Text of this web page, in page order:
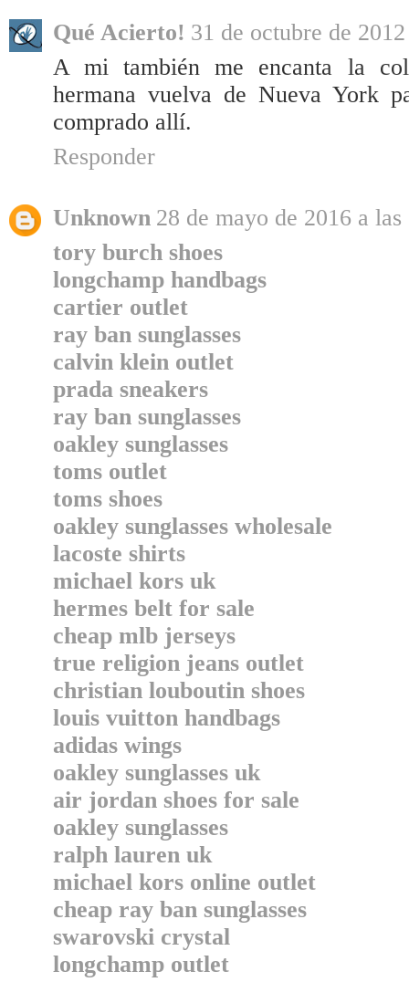
Qué Acierto! 31 de octubre de
A mi también me encanta la
hermana vuelva de Nueva York
comprado allí.
Responder
Unknown 28 de mayo de 2016 a las
tory burch shoes
longchamp handbags
cartier outlet
ray ban sunglasses
calvin klein outlet
prada sneakers
ray ban sunglasses
oakley sunglasses
toms outlet
toms shoes
oakley sunglasses wholesale
lacoste shirts
michael kors uk
hermes belt for sale
cheap mlb jerseys
true religion jeans outlet
christian louboutin shoes
louis vuitton handbags
adidas wings
oakley sunglasses uk
air jordan shoes for sale
oakley sunglasses
ralph lauren uk
michael kors online outlet
cheap ray ban sunglasses
swarovski crystal
longchamp outlet